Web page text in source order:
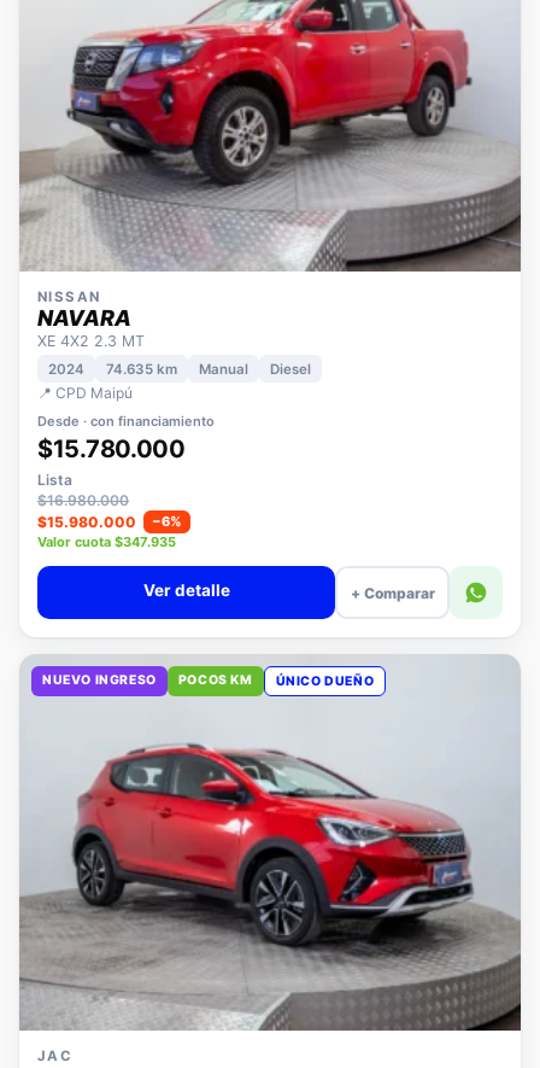
NISSAN
NAVARA
XE 4X2 2.3 MT
2024 74.635 km
📍 CPD Maipú
Desde · con financiamiento
$15.780.000
Lista
$16.980.000
$15.980.000
−6%
Valor cuota $347.935
+ Comparar
NUEVO INGRESO POCOS KM